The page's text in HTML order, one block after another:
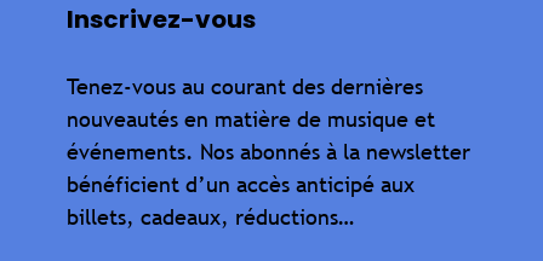
Inscrivez-vous
Tenez-vous au courant des dernières
nouveautés en matière de musique et
événements. Nos abonnés à la newsletter
bénéficient d’un accès anticipé aux
billets, cadeaux, réductions…